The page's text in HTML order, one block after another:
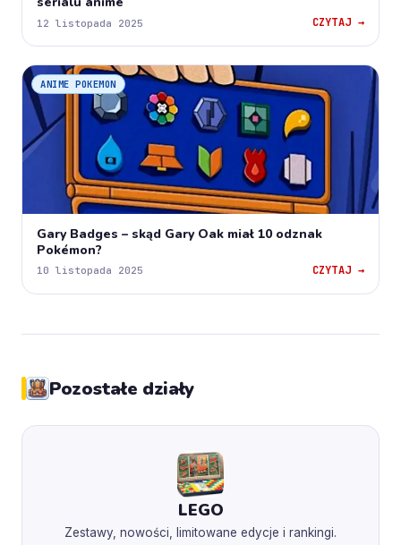
12 listopada 2025 CZYTAJ →
ANIME POKEMON
Gary Badges – skąd Gary Oak miał 10 odznak
Pokémon?
10 listopada 2025 CZYTAJ →
Pozostałe działy
LEGO
Zestawy, nowości, limitowane edycje i rankingi.